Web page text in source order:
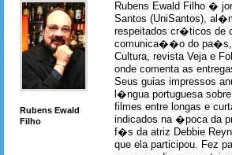
Rubens Ewald
Filho
Rubens Ewald Filho �
Santos (UniSantos),
respeitados cr�ticos de
comunica��o do pa�s,
Cultura, revista Veja e
onde comenta as
Seus guias impressos
l�ngua portuguesa
filmes entre longas e
indicados na �poca da
f�s da atriz Debbie
que ela participou. Fez